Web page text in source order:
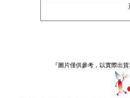
『圖片僅供參考，以實際出貨